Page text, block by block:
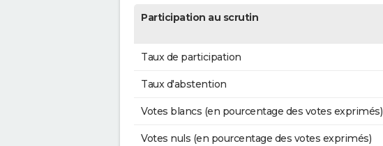
Participation au scrutin
Taux de participation
Taux d'abstention
Votes blancs (en pourcentage des votes exprimés)
Votes nuls (en pourcentage des votes exprimés)